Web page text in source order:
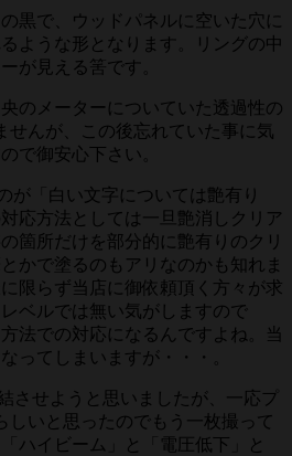
黒で、ウッドパネルに空いた穴に
ような形となります。リングの中
が見える筈です。
のメーターについていた透過性の
せんが、この後忘れていた事に気
で御安心下さい。
が「白い文字については艶有り
応方法としては一旦艶消しクリア
箇所だけを部分的に艶有りのクリ
かで塗るのもアリなのかも知れま
限らず当店に御依頼頂く方々が求
ベルでは無い気がしますので
法での対応になるんですよね。当
ってしまいますが・・・。
させようと思いましたが、一応プ
しいと思ったのでもう一枚撮って
ハイビーム」と「電圧低下」と